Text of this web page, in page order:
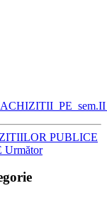
PUBLICE
Următor